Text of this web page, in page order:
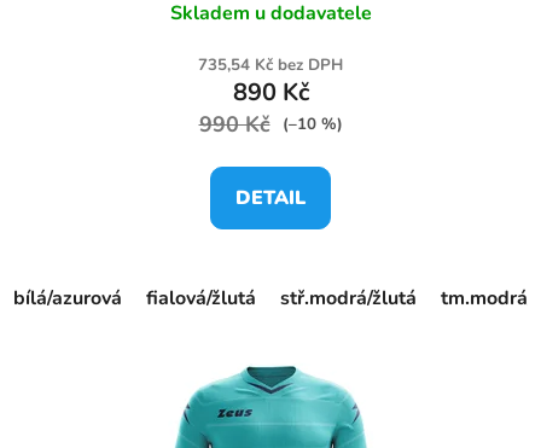
Skladem u dodavatele
735,54 Kč bez DPH
890 Kč
990 Kč (–10 %)
DETAIL
bílá/azurová fialová/žlutá stř.modrá/žlutá tm.modrá/